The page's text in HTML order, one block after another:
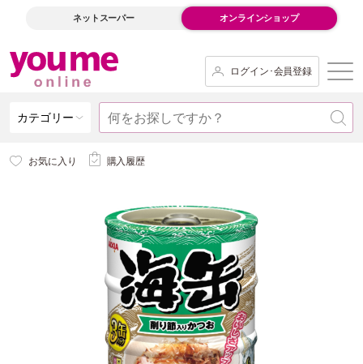
ネットスーパー オンラインショップ
ログイン･会員登録
カテゴリー
お気に入り 購入履歴